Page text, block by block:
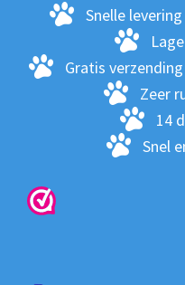
Snelle levering
Gratis
Zeer
14
Snel